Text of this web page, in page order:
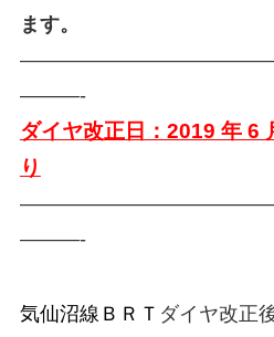
ます。
———-
ダイヤ改正日：2019 年 6
り
———-
気仙沼線ＢＲＴ ダイヤ改正